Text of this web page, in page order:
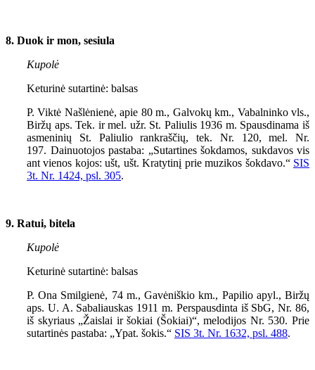
8. Duok ir mon, sesiula
Kupolė
Keturinė sutartinė: balsas
P. Viktė Našlėnienė, apie 80 m., Galvokų km., Vabalninko vls.,
Biržų aps. Tek. ir mel. užr. St. Paliulis 1936 m. Spausdinama iš
asmeninių St. Paliulio rankraščių, tek. Nr. 120, mel. Nr.
197. Dainuotojos pastaba: „Sutartines šokdamos, sukdavos vis
ant vienos kojos: ušt, ušt. Kratytinį prie muzikos šokdavo.“ SIS
3t. Nr. 1424, psl. 305.
9. Ratui, bitela
Kupolė
Keturinė sutartinė: balsas
P. Ona Smilgienė, 74 m., Gavėniškio km., Papilio apyl., Biržų
aps. U. A. Sabaliauskas 1911 m. Perspausdinta iš SbG, Nr. 86,
iš skyriaus „Žaislai ir šokiai (Šokiai)“, melodijos Nr. 530. Prie
sutartinės pastaba: „Ypat. šokis.“ SIS 3t. Nr. 1632, psl. 488.